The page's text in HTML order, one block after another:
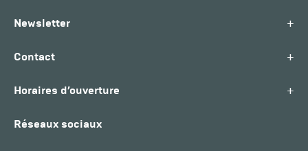
Newsletter +
Contact +
Horaires d’ouverture +
Réseaux sociaux